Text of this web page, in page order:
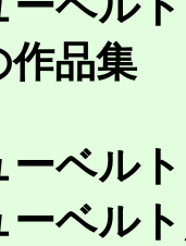
作品集
ベルト
ベルト